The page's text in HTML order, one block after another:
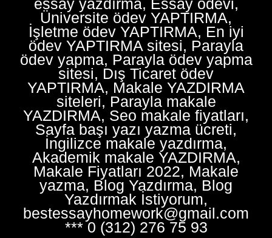
essay yazdırma, Essay ödevi,
Üniversite ödev YAPTIRMA,
İşletme ödev YAPTIRMA, En iyi
ödev YAPTIRMA sitesi, Parayla
ödev yapma, Parayla ödev yapma
sitesi, Dış Ticaret ödev
YAPTIRMA, Makale YAZDIRMA
siteleri, Parayla makale
YAZDIRMA, Seo makale fiyatları,
Sayfa başı yazı yazma ücreti,
İngilizce makale yazdırma,
Akademik makale YAZDIRMA,
Makale Fiyatları 2022, Makale
yazma, Blog Yazdırma, Blog
Yazdırmak İstiyorum,
bestessayhomework@gmail.com
*** 0 (312) 276 75 93